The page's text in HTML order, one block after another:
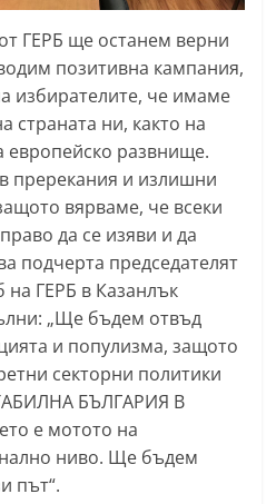
ГЕРБ ще останем верни
позитивна кампания,
избирателите, че имаме
страната ни, както на
европейско развнище.
пререкания и излишни
вярваме, че всеки
да се изяви и да
подчерта председателят
ГЕРБ в Казанлък
„Ще бъдем отвъд
и популизма, защото
секторни политики
БЪЛГАРИЯ В
е мотото на
ниво. Ще бъдем
път“.